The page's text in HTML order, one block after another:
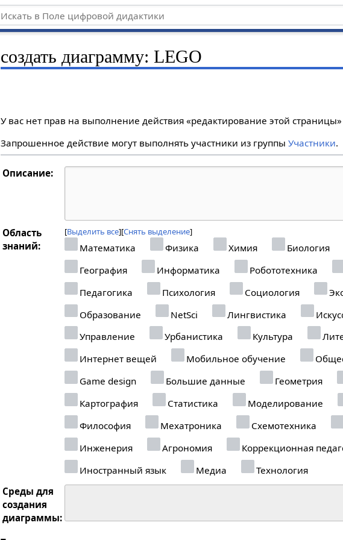
создать диаграмму: LEGO
У вас нет прав на выполнение действия «редактирование этой
Запрошенное действие могут выполнять участники из группыУчастники.
Описание:
Область
знаний:
Выделить все Снять выделение
Математика Физика Химия Биология
География
Информатика Робототехника
Педагогика
Психология Социология
Образование
NetSci Лингвистика
Управление
Урбанистика Культура
Интернет вещей
Мобильное обучение
Game design
Большие данные Геометрия
Картография
Статистика Моделирование
Философия
Мехатроника Схемотехника
Инженерия
Агрономия
Коррекционная
Иностранный язык
Медиа
Технология
Среды для
создания
диаграммы: